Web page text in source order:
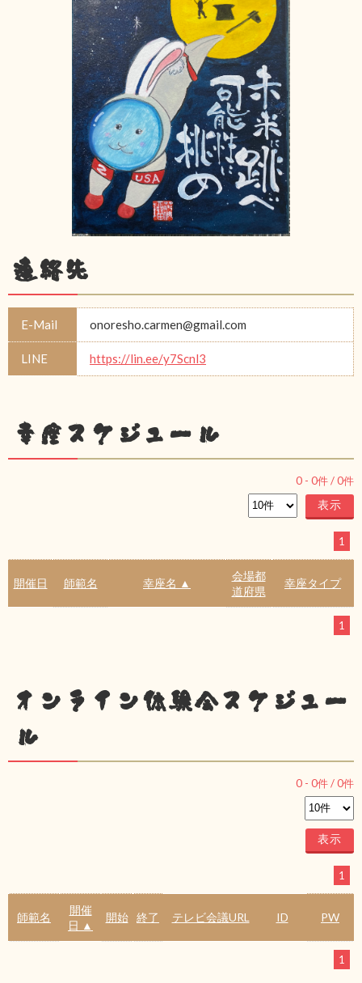
連絡先
E-Mail onoresho.carmen@gmail.com
LINE https://lin.ee/y7Scnl3
幸座スケジュール
0 - 0件 /0件
1
開催日 師範名 幸座名 ▲
会場都
道府県
幸座タイプ
1
オンライン体験会スケジュー
ル
0 - 0件 /0件
1
師範名
開催
日 ▲
開始 終了 テレビ会議URL ID PW
1